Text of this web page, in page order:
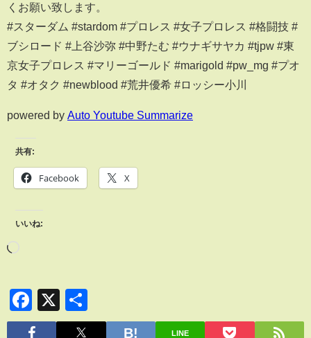
くお願い致します。
#スターダム #stardom #プロレス #女子プロレス #格闘技 #
ブシロード #上谷沙弥 #中野たむ #ウナギサヤカ #tjpw #東
京女子プロレス #マリーゴールド #marigold #pw_mg #プオ
タ #オタク #newblood #荒井優希 #ロッシー小川
powered by Auto Youtube Summarize
共有:
Facebook X
いいね:
Facebook
X
有
LINE